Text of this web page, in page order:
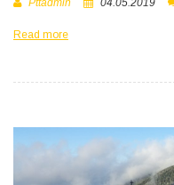
Pttadmin 04.05.2019
Read more